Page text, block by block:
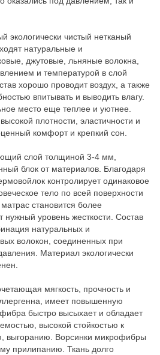
экологически чистый нетканый
натуральные и
джутовые, льняные волокна,
и температурой в слой
хорошо проводит воздух, а также
впитывать и выводить влагу.
место еще теплее и уютнее.
плотности, эластичности и
комфорт и крепкий сон.
слой толщиной 3-4 мм,
блок от материалов. Благодаря
контролирует одинаковое
тело по всей поверхности
становится более
уровень жесткости. Состав
натуральных и
волокон, соединенных при
Материал экологически
мягкость, прочность и
имеет повышенную
быстро высыхает и обладает
высокой стойкостью к
выгоранию. Ворсинки микрофибры
прилипанию. Ткань долго